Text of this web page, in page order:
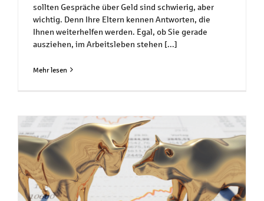
sollten Gespräche über Geld sind schwierig, aber
wichtig. Denn Ihre Eltern kennen Antworten, die
Ihnen weiterhelfen werden. Egal, ob Sie gerade
ausziehen, im Arbeitsleben stehen [...]
Mehr lesen